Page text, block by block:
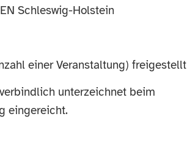
Schleswig-Holstein
einer Veranstaltung) freigestellt
unterzeichnet beim
eingereicht.